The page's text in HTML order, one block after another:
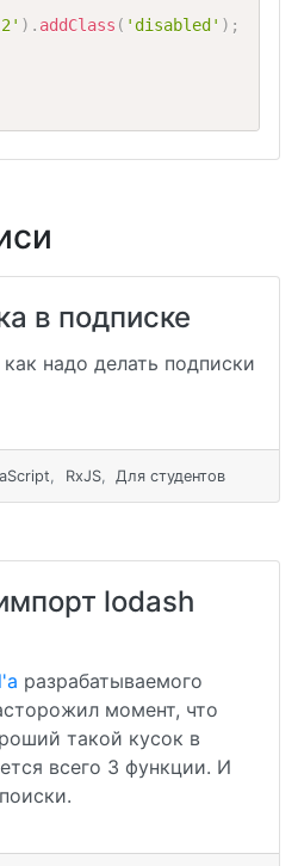
) . addClass ( 'disabled' ) ;
в подписке
надо делать подписки
, RxJS, Для студентов
lodash
разрабатываемого
момент, что
такой кусок в
всего 3 функции. И